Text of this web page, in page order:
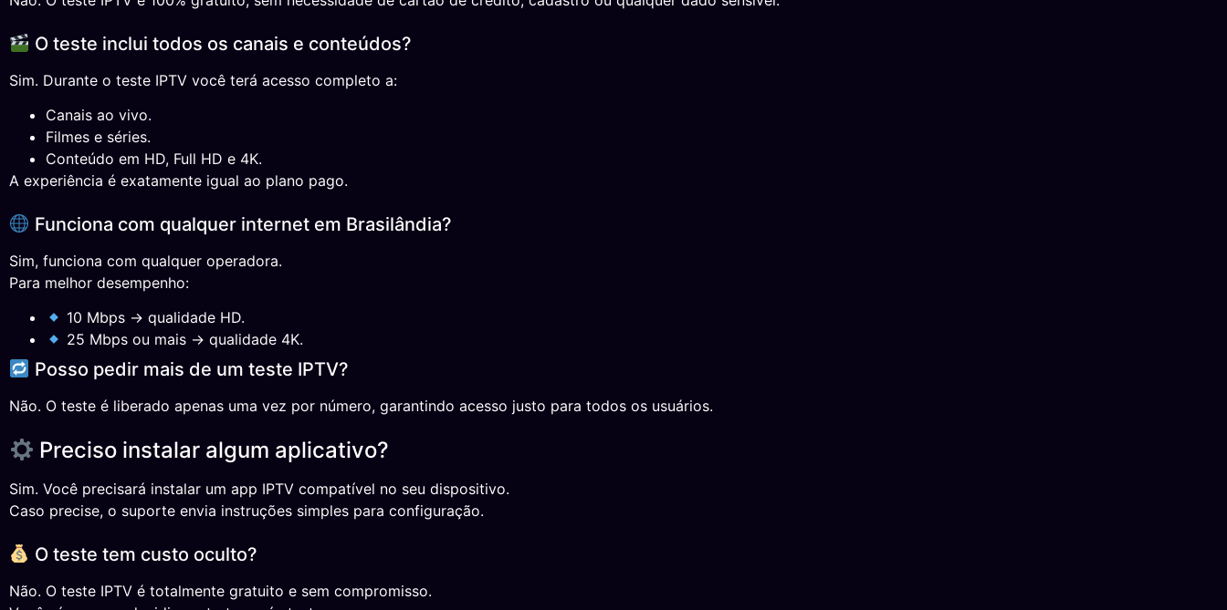
O teste inclui todos os canais e conteúdos?
Sim. Durante o teste IPTV você terá acesso completo a:
Canais ao vivo.
Filmes e séries.
Conteúdo em HD, Full HD e 4K.
A experiência é exatamente igual ao plano pago.
Funciona com qualquer internet em Brasilândia?
Sim, funciona com qualquer operadora.
Para melhor desempenho:
10 Mbps → qualidade HD.
25 Mbps ou mais → qualidade 4K.
Posso pedir mais de um teste IPTV?
Não. O teste é liberado apenas uma vez por número, garantindo acesso justo para todos os usuários.
Preciso instalar algum aplicativo?
Sim. Você precisará instalar um app IPTV compatível no seu dispositivo.
Caso precise, o suporte envia instruções simples para configuração.
O teste tem custo oculto?
Não. O teste IPTV é totalmente gratuito e sem compromisso.